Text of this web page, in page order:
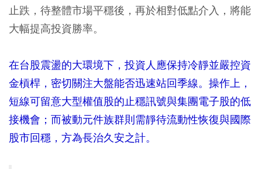
止跌 ，待整體市場平穩後，再於相對低點介入，將能
大幅提高投資勝率。
在台股震盪的大環境下，投資人應保持冷靜並嚴控資
金槓桿，密切關注大盤能否迅速站回季線。操作上，
短線可留意大型權值股的止穩訊號與集團電子股的低
接機會；而被動元件族群則需靜待流動性恢復與國際
股市回穩，方為長治久安之計。